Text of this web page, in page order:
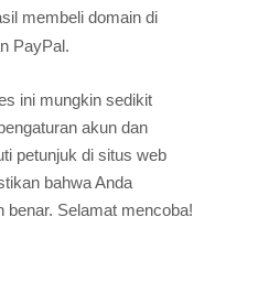
membeli domain di
PayPal.
ini mungkin sedikit
akun dan
petunjuk di situs web
bahwa Anda
benar. Selamat mencoba!